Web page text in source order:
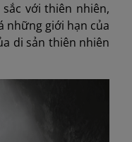
với thiên nhiên,
những giới hạn của
di sản thiên nhiên